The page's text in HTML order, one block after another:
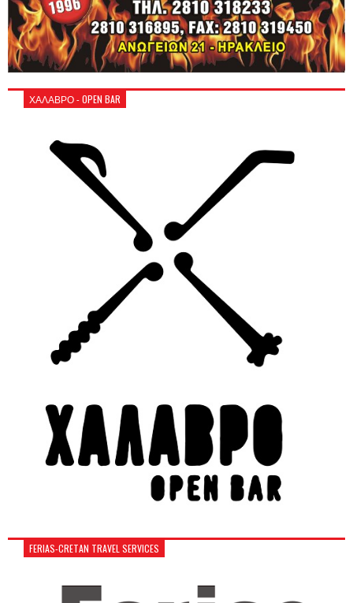
ΧΑΛΑΒΡΟ - OPEN BAR
FERIAS-CRETAN TRAVEL SERVICES